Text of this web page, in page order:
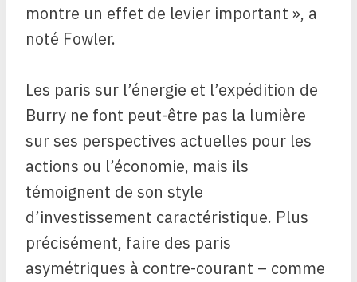
montre un effet de levier important », a
noté Fowler.
Les paris sur l’énergie et l’expédition de
Burry ne font peut-être pas la lumière
sur ses perspectives actuelles pour les
actions ou l’économie, mais ils
témoignent de son style
d’investissement caractéristique. Plus
précisément, faire des paris
asymétriques à contre-courant – comme